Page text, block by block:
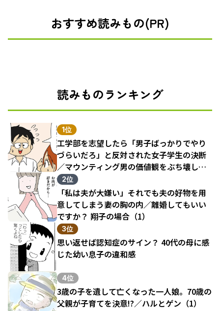
おすすめ読みもの(PR)
読みものランキング
1位
工学部を志望したら「男子ばっかりでやり
づらいだろ」と反対された女子学生の決断
／マウンティング男の価値観をぶち壊した
結果（1）
2位
「私は夫が大嫌い」それでも夫の好物を用
意してしまう妻の胸の内／離婚してもいい
ですか？ 翔子の場合（1）
3位
思い返せば認知症のサイン？ 40代の母に感
じた幼い息子の違和感
4位
3歳の子を遺して亡くなった一人娘。70歳の
父親が子育てを決意!?／ハルとゲン（1）